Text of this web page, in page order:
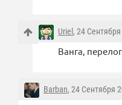
Uriel , 24
Ванга,
Barban, 24 Сентября